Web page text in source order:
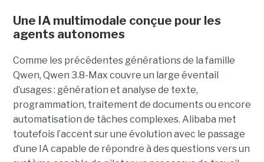
Une IA multimodale conçue pour les
agents autonomes
Comme les précédentes générations de la famille
Qwen, Qwen 3.8-Max couvre un large éventail
d’usages : génération et analyse de texte,
programmation, traitement de documents ou encore
automatisation de tâches complexes. Alibaba met
toutefois l’accent sur une évolution avec le passage
d’une IA capable de répondre à des questions vers un